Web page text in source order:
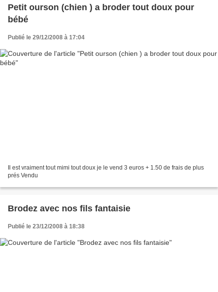
Petit ourson (chien ) a broder tout doux pour
bébé
Publié le 29/12/2008 à 17:04
Il est vraiment tout mimi tout doux je le vend 3 euros + 1.50 de frais de plus
prés Vendu
Brodez avec nos fils fantaisie
Publié le 23/12/2008 à 18:38